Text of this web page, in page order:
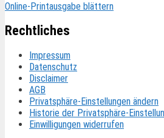
Online-Printausgabe blättern
Rechtliches
Impressum
Datenschutz
Disclaimer
AGB
Privatsphäre-Einstellungen ändern
Historie der Privatsphäre-
Einwilligungen widerrufen